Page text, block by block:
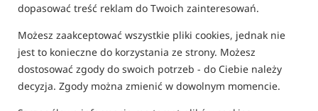
dopasować treść reklam do Twoich zainteresowań.
Możesz zaakceptować wszystkie pliki cookies, jednak nie
jest to konieczne do korzystania ze strony. Możesz
dostosować zgody do swoich potrzeb - do Ciebie należy
decyzja. Zgody można zmienić w dowolnym momencie.